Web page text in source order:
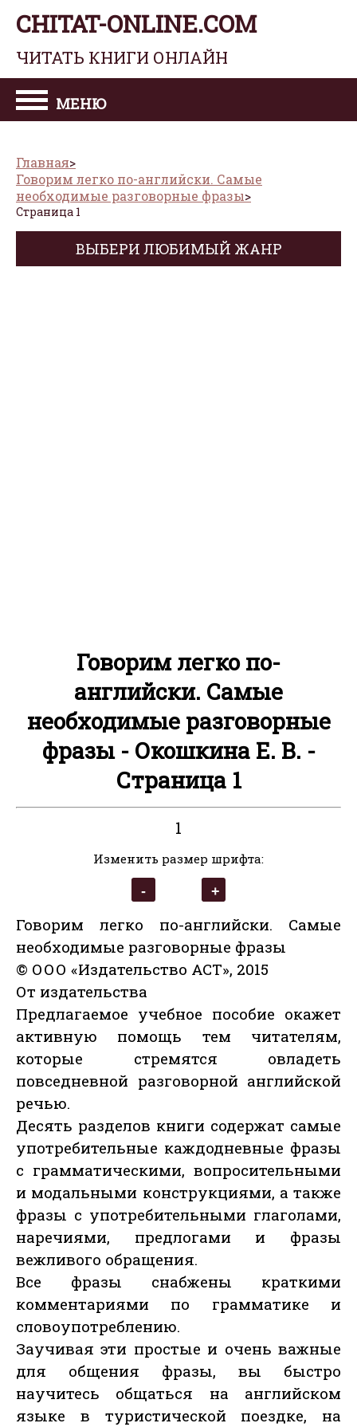
CHITAT-ONLINE.COM
ЧИТАТЬ КНИГИ ОНЛАЙН
МЕНЮ
Главная
Говорим легко по-английски. Самые
необходимые разговорные фразы
Страница 1
ВЫБЕРИ ЛЮБИМЫЙ ЖАНР
Говорим легко по-
английски. Самые
необходимые разговорные
фразы - Окошкина Е. В. -
Страница 1
1
Изменить размер шрифта:
Говорим легко по-английски. Самые
необходимые разговорные фразы
© ООО «Издательство АСТ», 2015
От издательства
Предлагаемое учебное пособие окажет
активную помощь тем читателям,
которые стремятся овладеть
повседневной разговорной английской
речью.
Десять разделов книги содержат самые
употребительные каждодневные фразы
с грамматическими, вопросительными
и модальными конструкциями, а также
фразы с употребительными глаголами,
наречиями, предлогами и фразы
вежливого обращения.
Все фразы снабжены краткими
комментариями по грамматике и
словоупотреблению.
Заучивая эти простые и очень важные
для общения фразы, вы быстро
научитесь общаться на английском
языке в туристической поездке, на